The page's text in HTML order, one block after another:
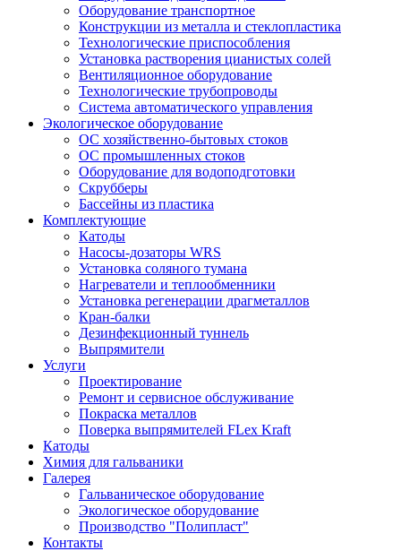
Оборудование транспортное
Конструкции из металла и стеклопластика
Технологические приспособления
Установка растворения цианистых солей
Вентиляционное оборудование
Технологические трубопроводы
Система автоматического управления
Экологическое оборудование
ОС хозяйственно-бытовых стоков
ОС промышленных стоков
Оборудование для водоподготовки
Скрубберы
Бассейны из пластика
Комплектующие
Катоды
Насосы-дозаторы WRS
Установка соляного тумана
Нагреватели и теплообменники
Установка регенерации драгметаллов
Кран-балки
Дезинфекционный туннель
Выпрямители
Услуги
Проектирование
Ремонт и сервисное обслуживание
Покраска металлов
Поверка выпрямителей FLex Kraft
Катоды
Химия для гальваники
Галерея
Гальваническое оборудование
Экологическое оборудование
Производство "Полипласт"
Контакты